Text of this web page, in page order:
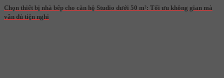
Chọn thiết bị nhà bếp cho căn hộ Studio dưới 50 m²: Tối ưu không gian mà
vẫn đủ tiện nghi